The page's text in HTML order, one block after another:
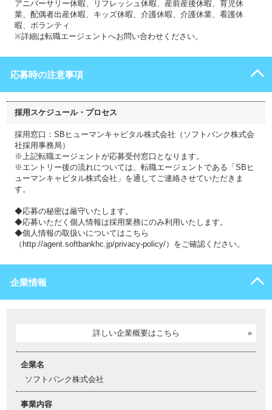
アニバーサリー休暇、リフレッシュ休暇、産前産後休暇、育児休
業、配偶者出産休暇、キッズ休暇、介護休暇、介護休業、看護休
暇、ボランティ
※詳細は転職エージェントへお問い合わせください。
応募時の注意事項
採用スケジュール・プロセス
採用窓口：SBヒューマンキャピタル株式会社（ソフトバンク株式会
社採用事務局）
※上記転職エージェントが応募受付窓口となります。
※エントリー後の流れについては、転職エージェントである「SBヒ
ューマンキャピタル株式会社」を通してご連絡させていただきま
す。
◆応募の秘密は厳守いたします。
◆応募いただく個人情報は採用業務にのみ利用いたします。
◆個人情報の取扱いについてはこちら
（http://agent.softbankhc.jp/privacy-policy/）をご確認ください。
企業情報
詳しい企業概要はこちら
企業名
ソフトバンク株式会社
事業内容